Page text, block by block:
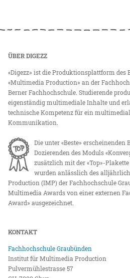
ÜBER DIGEZZ
«Digezz» ist die Produktionsplattform des
«Multimedia Production» an der
Berner Fachhochschule. Studierende
eigenständig multimediale Inhalte und
technische Kompetenz für ein
Kommunikation.
Die unter «Beste»
Dozierenden des Moduls
zusätzlich mit der «Top»-
wurden anlässlich des
Production (IMP) der Fachhochschule
Multimedia Awards von einer externen
Award» ausgezeichnet.
KONTAKT
Fachhochschule Graubünden
Institut für Multimedia Production
Pulvermühlestrasse 57